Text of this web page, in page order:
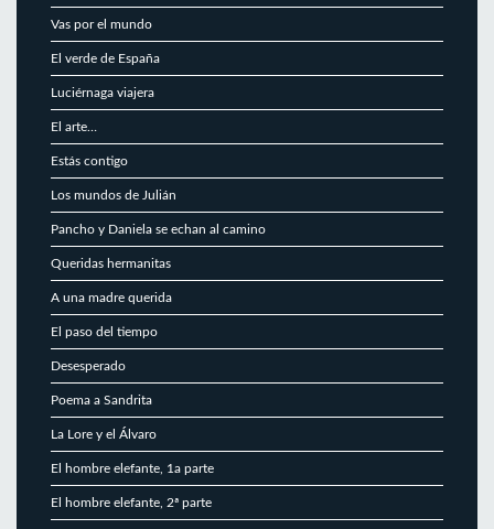
Vas por el mundo
El verde de España
Luciérnaga viajera
El arte…
Estás contigo
Los mundos de Julián
Pancho y Daniela se echan al camino
Queridas hermanitas
A una madre querida
El paso del tiempo
Desesperado
Poema a Sandrita
La Lore y el Álvaro
El hombre elefante, 1a parte
El hombre elefante, 2ª parte